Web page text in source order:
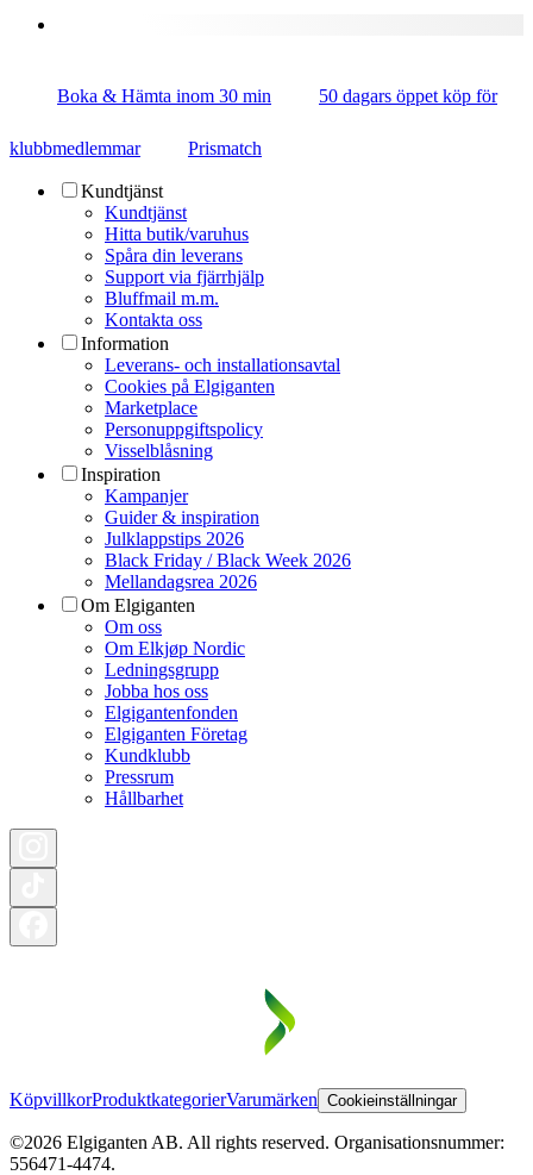
Boka & Hämta inom 30 min 50 dagars öppet köp för
klubbmedlemmar Prismatch
Kundtjänst
Kundtjänst
Hitta butik/varuhus
Spåra din leverans
Support via fjärrhjälp
Bluffmail m.m.
Kontakta oss
Information
Leverans- och installationsavtal
Cookies på Elgiganten
Marketplace
Personuppgiftspolicy
Visselblåsning
Inspiration
Kampanjer
Guider & inspiration
Julklappstips 2026
Black Friday / Black Week 2026
Mellandagsrea 2026
Om Elgiganten
Om oss
Om Elkjøp Nordic
Ledningsgrupp
Jobba hos oss
Elgigantenfonden
Elgiganten Företag
Kundklubb
Pressrum
Hållbarhet
KöpvillkorProduktkategorierVarumärken Cookieinställningar
©2026 Elgiganten AB. All rights reserved. Organisationsnummer:
556471-4474.